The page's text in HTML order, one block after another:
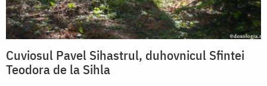
Cuviosul Pavel Sihastrul, duhovnicul Sfintei
Teodora de la Sihla